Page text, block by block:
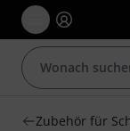
Zubehör für